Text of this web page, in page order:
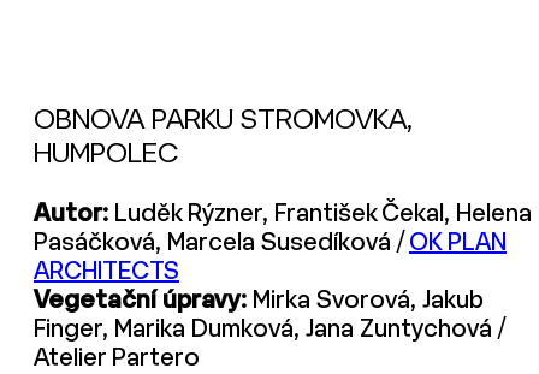
OBNOVA PARKU STROMOVKA,
HUMPOLEC
Autor: Luděk Rýzner, František Čekal, Helena
Pasáčková, Marcela Susedíková / OK PLAN
ARCHITECTS
Vegetační úpravy: Mirka Svorová, Jakub
Finger, Marika Dumková, Jana Zuntychová /
Atelier Partero